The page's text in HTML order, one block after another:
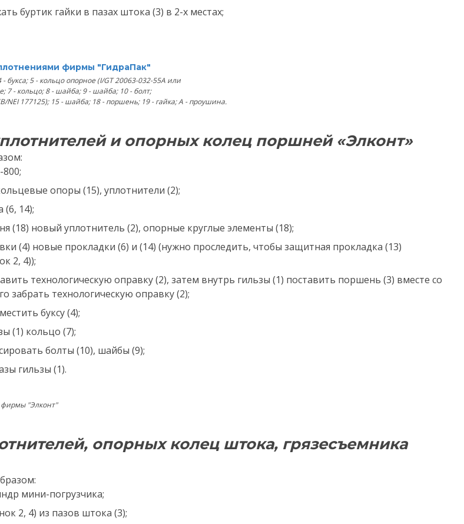
буртик гайки в пазах штока (3) в 2-х местах;
фирмы "ГидраПак"
букса; 5 - кольцо опорное (I/GT 20063-032-55A или
7 - кольцо; 8 - шайба; 9 - шайба; 10 - болт;
NEI 177125); 15 - шайба; 18 - поршень; 19 - гайка; А - проушина.
и опорных колец поршней «Элконт»
опоры (15), уплотнители (2);
(6, 14);
(18) новый уплотнитель (2), опорные круглые элементы (18);
(4) новые прокладки (6) и (14) (нужно проследить, чтобы защитная прокладка (13)
2, 4));
технологическую оправку (2), затем внутрь гильзы (1) поставить поршень (3) вместе со
забрать технологическую оправку (2);
буксу (4);
(1) кольцо (7);
болты (10), шайбы (9);
гильзы (1).
фирмы "Элконт"
опорных колец штока, грязесъемника
мини-погрузчика;
2, 4) из пазов штока (3);